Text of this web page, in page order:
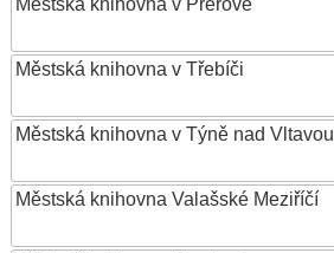
Městská knihovna v Přerově
Městská knihovna v Třebíči
Městská knihovna v Týně nad Vltavou
Městská knihovna Valašské Meziříčí